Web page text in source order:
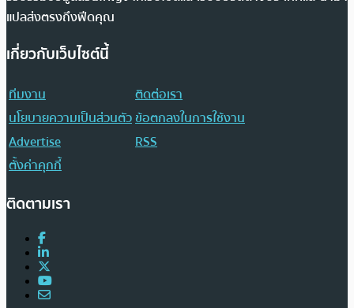
แปลส่งตรงถึงฟีดคุณ
เกี่ยวกับเว็บไซต์นี้
ทีมงาน
ติดต่อเรา
นโยบายความเป็นส่วนตัวข้อตกลงในการใช้งาน
Advertise
RSS
ตั้งค่าคุกกี้
ติดตามเรา